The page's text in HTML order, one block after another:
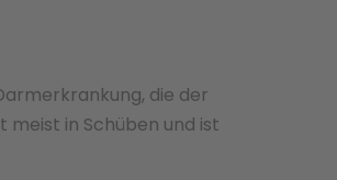
die der
in Schüben und ist